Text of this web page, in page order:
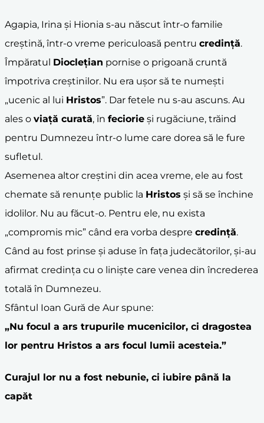
Agapia, Irina și Hionia s-au născut într-o familie
creștină, într-o vreme periculoasă pentru credință.
Împăratul Dioclețian pornise o prigoană cruntă
împotriva creștinilor. Nu era ușor să te numești
„ucenic al lui Hristos”. Dar fetele nu s-au ascuns. Au
ales o viață curată, în feciorie și rugăciune, trăind
pentru Dumnezeu într-o lume care dorea să le fure
sufletul.
Asemenea altor creștini din acea vreme, ele au fost
chemate să renunțe public la Hristos și să se închine
idolilor. Nu au făcut-o. Pentru ele, nu exista
„compromis mic” când era vorba despre credință.
Când au fost prinse și aduse în fața judecătorilor, și-au
afirmat credința cu o liniște care venea din încrederea
totală în Dumnezeu.
Sfântul Ioan Gură de Aur spune:
„Nu focul a ars trupurile mucenicilor, ci dragostea
lor pentru Hristos a ars focul lumii acesteia.”
Curajul lor nu a fost nebunie, ci iubire până la
capăt